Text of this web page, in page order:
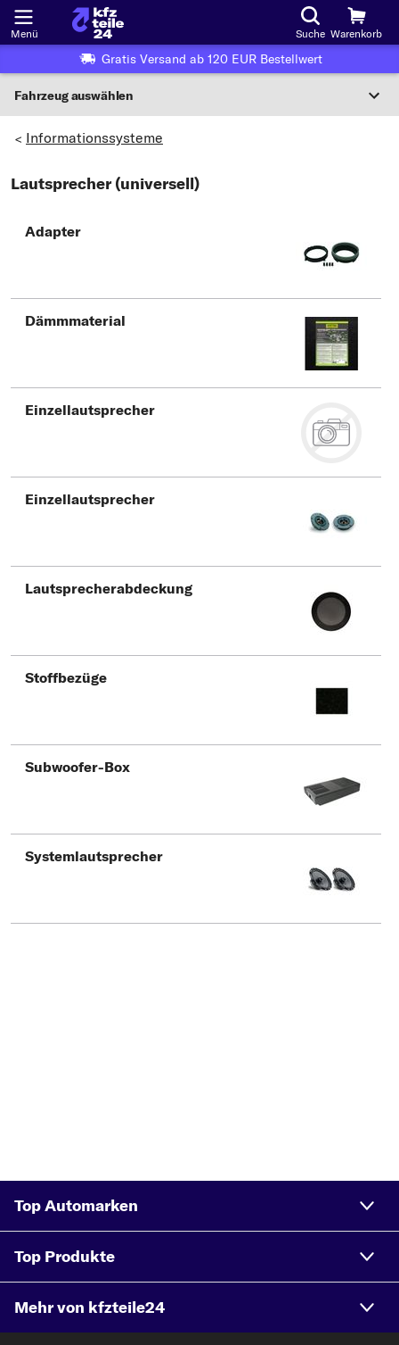
Menü Suche Warenkorb
Gratis Versand ab 120 EUR Bestellwert
Fahrzeug auswählen
Wo finde ich die?
Hersteller wählen
Typ wählen
> Informationssysteme
Lautsprecher (universell)
Adapter
Dämmmaterial
Einzellautsprecher
Einzellautsprecher
Lautsprecherabdeckung
Stoffbezüge
Subwoofer-Box
Systemlautsprecher
Top Automarken
Top Produkte
Mehr von kfzteile24